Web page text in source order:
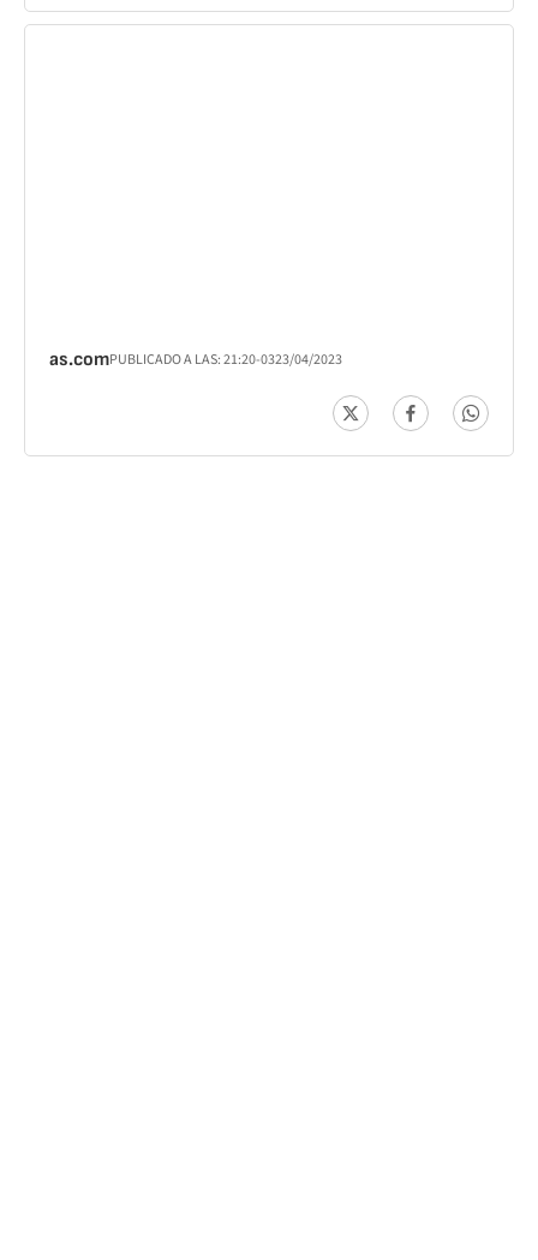
as.comPUBLICADO A LAS:21:20-0323/04/2023